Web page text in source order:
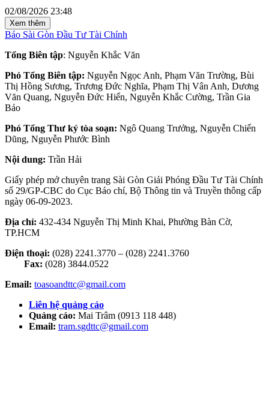
02/08/2026 23:48
Xem thêm
Báo Sài Gòn Đầu Tư Tài Chính
Tổng Biên tập: Nguyễn Khắc Văn
Phó Tổng Biên tập: Nguyễn Ngọc Anh, Phạm Văn Trường, Bùi
Thị Hồng Sương, Trương Đức Nghĩa, Phạm Thị Vân Anh, Dương
Văn Quang, Nguyễn Đức Hiển, Nguyễn Khắc Cường, Trần Gia
Bảo
Phó Tổng Thư ký tòa soạn: Ngô Quang Trưởng, Nguyễn Chiến
Dũng, Nguyễn Phước Bình
Nội dung: Trần Hải
Giấy phép mở chuyên trang Sài Gòn Giải Phóng Đầu Tư Tài Chính
số 29/GP-CBC do Cục Báo chí, Bộ Thông tin và Truyền thông cấp
ngày 06-09-2023.
Địa chỉ: 432-434 Nguyễn Thị Minh Khai, Phường Bàn Cờ,
TP.HCM
Điện thoại: (028) 2241.3770 – (028) 2241.3760
Fax: (028) 3844.0522
Email: toasoandttc@gmail.com
Liên hệ quảng cáo
Quảng cáo: Mai Trâm (0913 118 448)
Email: tram.sgdttc@gmail.com